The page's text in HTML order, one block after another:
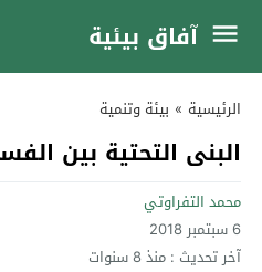
آفاق بيئية
الرئيسية » بيئة وتنمية
البنى التحتية بين
محمد التفراوتي
6 سبتمبر 2018
آخر تحديث : منذ 8 سنوات